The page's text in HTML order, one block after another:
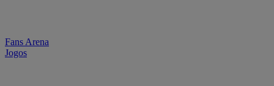
Fans Arena
Jogos